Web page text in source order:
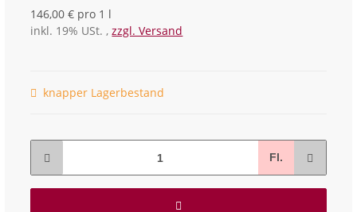
146,00 € pro 1 l
inkl. 19% USt. ,zzgl. Versand
knapper Lagerbestand
Fl.